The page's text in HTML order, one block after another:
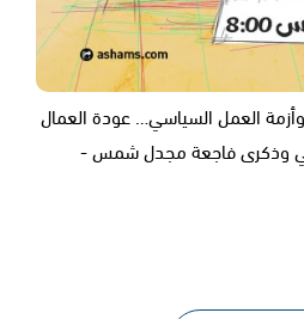
العمل السياسي… عودة العمال
وذكرى فاجعة مجدل شمس -